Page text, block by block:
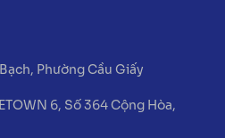
Phường Cầu Giấy
6, Số 364 Cộng Hòa,